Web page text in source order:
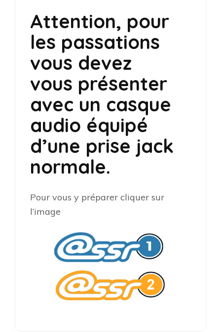
Attention, pour
les passations
vous devez
vous présenter
avec un casque
audio équipé
d’une prise jack
normale.
Pour vous y préparer cliquer sur
l’image